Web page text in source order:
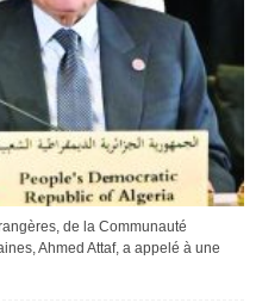
de la Communauté
Ahmed Attaf, a appelé à une